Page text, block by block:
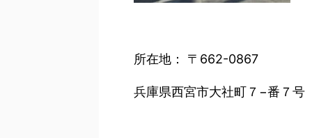
所在地： 〒662-0867
兵庫県西宮市大社町７−番７号